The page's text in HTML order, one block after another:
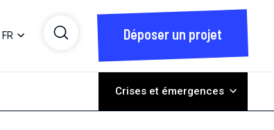
FR Déposer un projet
Crises et émergences